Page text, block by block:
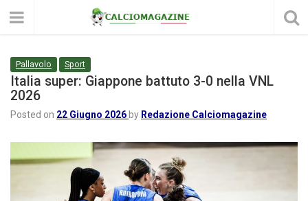
Pallavolo Sport
Italia super: Giappone battuto 3-0 nella VNL
2026
Posted on 22 Giugno 2026 by Redazione Calciomagazine